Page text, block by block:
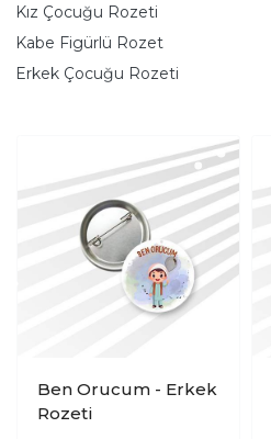
Kız Çocuğu Rozeti
Kabe Figürlü Rozet
Erkek Çocuğu Rozeti
Ben Orucum - Erkek
Rozeti